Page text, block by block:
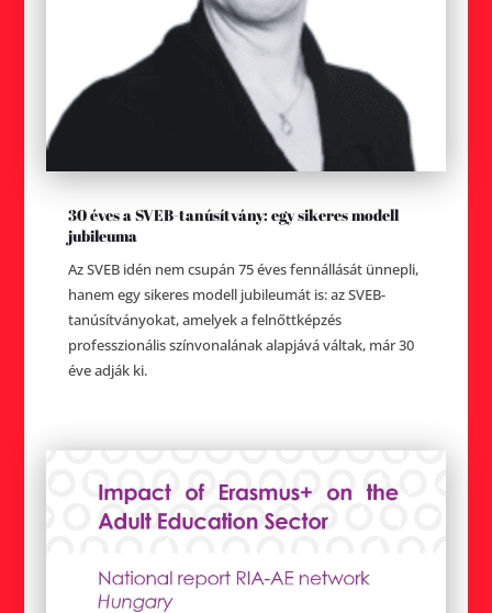
30 éves a SVEB-tanúsítvány: egy sikeres modell
jubileuma
Az SVEB idén nem csupán 75 éves fennállását ünnepli,
hanem egy sikeres modell jubileumát is: az SVEB-
tanúsítványokat, amelyek a felnőttképzés
professzionális színvonalának alapjává váltak, már 30
éve adják ki.